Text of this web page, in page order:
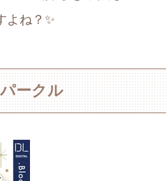
よね？✨
ークル